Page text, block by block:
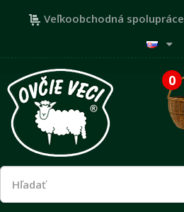
Veľkoobchodná spolupráce
0